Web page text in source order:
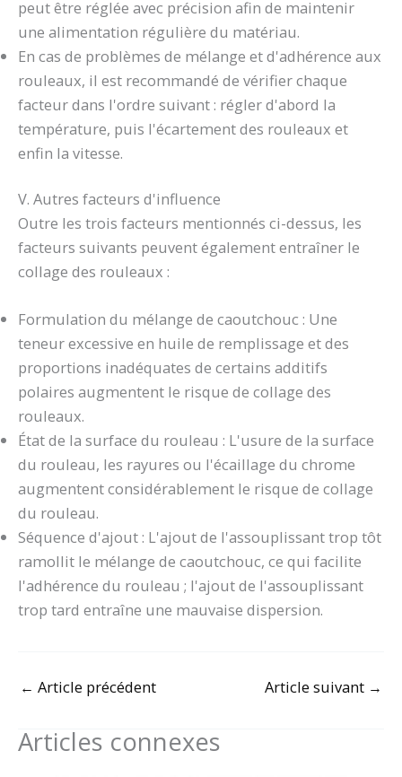
peut être réglée avec précision afin de maintenir
une alimentation régulière du matériau.
En cas de problèmes de mélange et d'adhérence aux
rouleaux, il est recommandé de vérifier chaque
facteur dans l'ordre suivant : régler d'abord la
température, puis l'écartement des rouleaux et
enfin la vitesse.
V. Autres facteurs d'influence
Outre les trois facteurs mentionnés ci-dessus, les
facteurs suivants peuvent également entraîner le
collage des rouleaux :
Formulation du mélange de caoutchouc : Une
teneur excessive en huile de remplissage et des
proportions inadéquates de certains additifs
polaires augmentent le risque de collage des
rouleaux.
État de la surface du rouleau : L'usure de la surface
du rouleau, les rayures ou l'écaillage du chrome
augmentent considérablement le risque de collage
du rouleau.
Séquence d'ajout : L'ajout de l'assouplissant trop tôt
ramollit le mélange de caoutchouc, ce qui facilite
l'adhérence du rouleau ; l'ajout de l'assouplissant
trop tard entraîne une mauvaise dispersion.
← Article précédent Article suivant →
Articles connexes